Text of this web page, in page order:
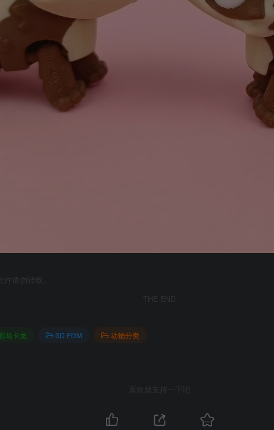
请勿转载。
THE END
马卡龙 3D FDM
动物分类
喜欢就支持一下吧